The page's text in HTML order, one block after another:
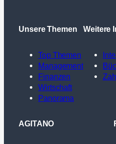
Unsere Themen
Top Themen
Management
Finanzen
Wirtschaft
Panorama
Weitere
AGITANO